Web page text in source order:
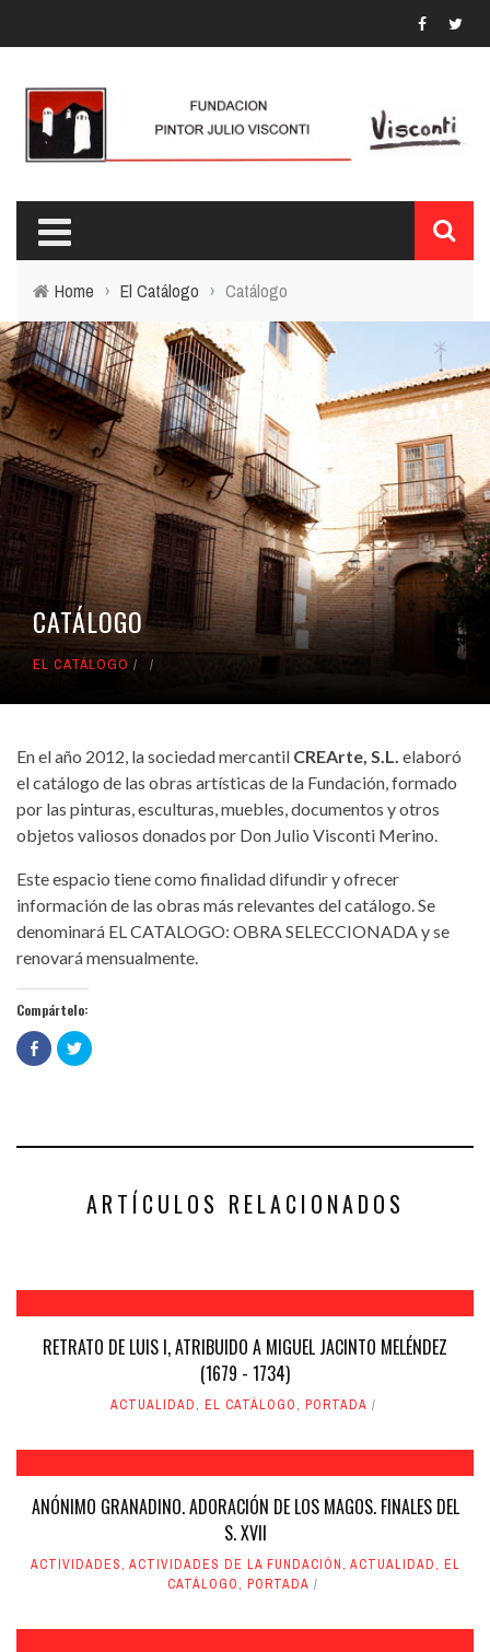
Home › El Catálogo › Catálogo
CATÁLOGO
EL CATÁLOGO
En el año 2012, la sociedad mercantil CREArte, S.L. elaboró
el catálogo de las obras artísticas de la Fundación, formado
por las pinturas, esculturas, muebles, documentos y otros
objetos valiosos donados por Don Julio Visconti Merino.
Este espacio tiene como finalidad difundir y ofrecer
información de las obras más relevantes del catálogo. Se
denominará EL CATALOGO: OBRA SELECCIONADA y se
renovará mensualmente.
Compártelo:
Haz
clic
para
en
Haz
clic
en
ARTÍCULOS RELACIONADOS
RETRATO DE LUIS I, ATRIBUIDO A MIGUEL JACINTO MELÉNDEZ
(1679 - 1734)
ACTUALIDAD, EL CATÁLOGO, PORTADA
ANÓNIMO GRANADINO. ADORACIÓN DE LOS MAGOS. FINALES DEL
S. XVII
ACTIVIDADES, ACTIVIDADES DE LA FUNDACIÓN, ACTUALIDAD, EL
CATÁLOGO, PORTADA